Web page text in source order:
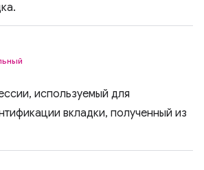
используемый для
вкладки, полученный из